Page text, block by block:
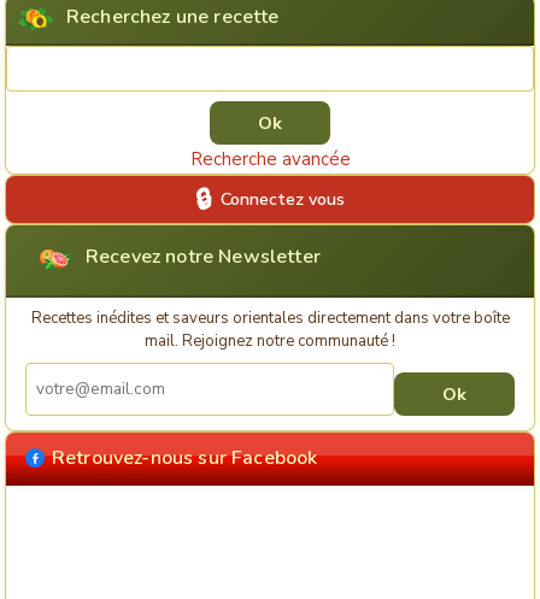
Recherchez une recette
Recherche avancée
Connectez vous
Recevez notre Newsletter
Recettes inédites et saveurs orientales directement dans votre boîte
mail. Rejoignez notre communauté !
Retrouvez-nous sur Facebook